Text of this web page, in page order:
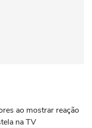
ao mostrar reação
na TV